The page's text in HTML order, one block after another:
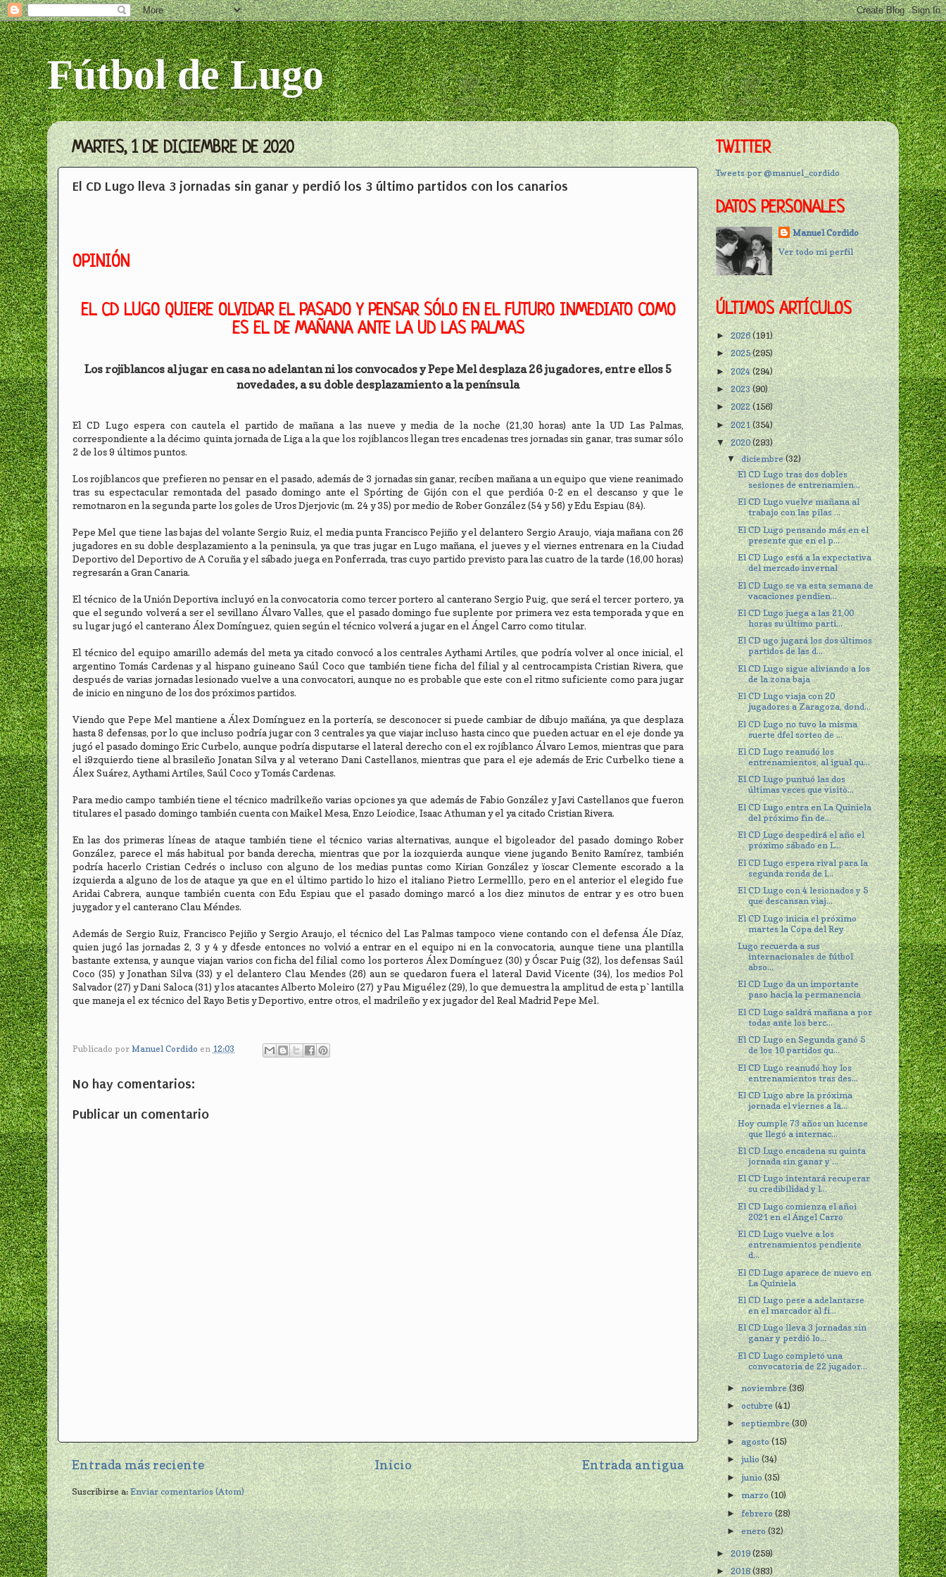
Fútbol de Lugo
MARTES, 1 DE DICIEMBRE DE 2020
El CD Lugo lleva 3 jornadas sin ganar y perdió los 3 último partidos con los canarios
OPINIÓN
EL CD LUGO QUIERE OLVIDAR EL PASADO Y PENSAR SÓLO EN EL FUTURO INMEDIATO COMO
ES EL DE MAÑANA ANTE LA UD LAS PALMAS
Los rojiblancos al jugar en casa no adelantan ni los convocados y Pepe Mel desplaza 26 jugadores, entre ellos 5
novedades, a su doble desplazamiento a la península
El CD Lugo espera con cautela el partido de mañana a las nueve y media de la noche (21,30 horas) ante la UD Las Palmas,
correspondiente a la décimo quinta jornada de Liga a la que los rojiblancos llegan tres encadenas tres jornadas sin ganar, tras sumar sólo
2 de los 9 últimos puntos.
Los rojiblancos que prefieren no pensar en el pasado, además de 3 jornadas sin ganar, reciben mañana a un equipo que viene reanimado
tras su espectacular remontada del pasado domingo ante el Spórting de Gijón con el que perdióa 0-2 en el descanso y que le
remotnaron en la segunda parte los goles de Uros Djerjovic (m. 24 y 35) por medio de Rober González (54 y 56) y Edu Espiau (84).
Pepe Mel que tiene las bajas del volante Sergio Ruiz, el media punta Francisco Pejiño y el delantero Sergio Araujo, viaja mañana con 26
jugadores en su doble desplazamiento a la peninsula, ya que tras jugar en Lugo mañana, el jueves y el viernes entrenara en la Ciudad
Deportivo del Deportivo de A Coruña y el sábado juega en Ponferrada, tras cuyo partido previsto para las cuatro de la tarde (16,00 horas)
regresarán a Gran Canaria.
El técnico de la Unión Deportiva incluyó en la convocatoria como tercer portero al canterano Sergio Puig, que será el tercer portero, ya
que el segundo volverá a ser el sevillano Álvaro Valles, que el pasado domingo fue suplente por primera vez esta temporada y que en
su lugar jugó el canterano Álex Domínguez, quien según el técnico volverá a jugar en el Ángel Carro como titular.
El técnico del equipo amarillo además del meta ya citado convocó a los centrales Aythami Artiles, que podría volver al once inicial, el
argentino Tomás Cardenas y al hispano guineano Saúl Coco que también tiene ficha del filial y al centrocampista Cristian Rivera, que
después de varias jornadas lesionado vuelve a una convocatori, aunque no es probable que este con el ritmo suficiente como para jugar
de inicio en ninguno de los dos próximos partidos.
Viendo que Pepe Mel mantiene a Álex Domínguez en la portería, se desconocer si puede cambiar de dibujo mañána, ya que desplaza
hasta 8 defensas, por lo que incluso podría jugar con 3 centrales ya que viajar incluso hasta cinco que pueden actuar en el eje donde ya
jugó el pasado domingo Eric Curbelo, aunque podría disputarse el lateral derecho con el ex rojiblanco Álvaro Lemos, mientras que para
el i9zquierdo tiene al brasileño Jonatan Silva y al veterano Dani Castellanos, mientras que para el eje además de Eric Curbelko tiene a
Álex Suárez, Aythami Artiles, Saúl Coco y Tomás Cardenas.
Para medio campo también tiene el técnico madrilkeño varias opciones ya que además de Fabio González y Javi Castellanos que fueron
titulares el pasado domingo también cuenta con Maikel Mesa, Enzo Leiodice, Isaac Athuman y el ya citado Cristian Rivera.
En las dos primeras líneas de ataque también tiene el técnico varias alternativas, aunque el bigoleador del pasado domingo Rober
González, parece el más habitual por banda derecha, mientras que por la iozquierda aunque viene jugando Benito Ramírez, también
podría hacerlo Cristian Cedrés o incluso con alguno de los medias puntas como Kirian González y ïoscar Clemente escorado a la
izquierda a alguno de los de ataque ya que en el último partido lo hizo el italiano Pietro Lermelllo, pero en el anterior el elegido fue
Aridai Cabrera, aunque también cuenta con Edu Espiau que el pasado domingo marcó a los diez minutos de entrar y es otro buen
juygador y el canterano Clau Méndes.
Además de Sergio Ruiz, Francisco Pejiño y Sergio Araujo, el técnico del Las Palmas tampoco viene contando con el defensa Ále Díaz,
quien jugó las jornadas 2, 3 y 4 y dfesde entonces no volvió a entrar en el equipo ni en la convocatoria, aunque tiene una plantilla
bastante extensa, y aunque viajan varios con ficha del filial como los porteros Álex Domínguez (30) y Óscar Puig (32), los defensas Saúl
Coco (35) y Jonathan Silva (33) y el delantero Clau Mendes (26) aun se quedaron fuera el lateral David Vicente (34), los medios Pol
Salvador (27) y Dani Saloca (31) y los atacantes Alberto Moleiro (27) y Pau Miguélez (29), lo que demuestra la amplitud de esta p`lantilla
que maneja el ex técnico del Rayo Betis y Deportivo, entre otros, el madrileño y ex jugador del Real Madrid Pepe Mel.
Publicado por Manuel Cordido en 12:03
No hay comentarios:
Publicar un comentario
Entrada más reciente Entrada antigua
Inicio
Suscribirse a:Enviar comentarios (Atom)
TWITTER
Tweets por @manuel_cordido
DATOS PERSONALES
Manuel Cordido
Ver todo mi perfil
ÚLTIMOS ARTÍCULOS
►2026(191)
►2025(295)
►2024(294)
►2023(90)
►2022(156)
►2021(354)
▼2020(293)
▼diciembre(32)
El CD Lugo tras dos dobles
sesiones de entrenamien...
El CD Lugo vuelve mañana al
trabajo con las pilas ...
El CD Lugo pensando más en el
presente que en el p...
El CD Lugo está a la expectativa
del mercado invernal
El CD Lugo se va esta semana de
vacaciones pendien...
El CD Lugo juega a las 21,00
horas su último parti...
El CD ugo jugará los dos últimos
partidos de las d...
El CD Lugo sigue aliviando a los
de la zona baja
El CD Lugo viaja con 20
jugadores a Zaragoza, dond...
El CD Lugo no tuvo la misma
suerte dfel sorteo de ...
El CD Lugo reanudó los
entrenamientos, al igual qu...
El CD Lugo puntuó las dos
últimas veces que visitò...
El CD Lugo entra en La Quiniela
del próximo fin de...
El CD Lugo despedirá el año el
próximo sábado en L...
El CD Lugo espera rival para la
segunda ronda de l...
El CD Lugo con 4 lesionados y 5
que descansan viaj...
El CD Lugo inicia el próximo
martes la Copa del Rey
Lugo recuerda a sus
internacionales de fútbol
abso...
El CD Lugo da un importante
paso hacia la permanencia
El CD Lugo saldrá mañana a por
todas ante los berc...
El CD Lugo en Segunda ganó 5
de los 10 partidos qu...
El CD Lugo reanudó hoy los
entrenamientos tras des...
El CD Lugo abre la próxima
jornada el viernes a la...
Hoy cumple 73 años un lucense
que llegó a internac...
El CD Lugo encadena su quinta
jornada sin ganar y ...
El CD Lugo intentará recuperar
su credibilidad y l...
El CD Lugo comienza el añoi
2021 en el Ángel Carro
El CD Lugo vuelve a los
entrenamientos pendiente
d...
El CD Lugo aparece de nuevo en
La Quiniela
El CD Lugo pese a adelantarse
en el marcador al fi...
El CD Lugo lleva 3 jornadas sin
ganar y perdió lo...
El CD Lugo completó una
convocatoria de 22 jugador...
►noviembre(36)
►octubre(41)
►septiembre(30)
►agosto(15)
►julio(34)
►junio(35)
►marzo(10)
►febrero(28)
►enero(32)
►2019(259)
►2018(383)